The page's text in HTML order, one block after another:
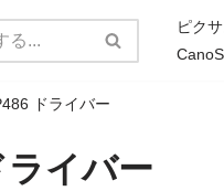
ピク
ドライバー
イバー